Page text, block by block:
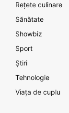
Rețete culinare
Sănătate
Showbiz
Sport
Știri
Tehnologie
Viața de cuplu